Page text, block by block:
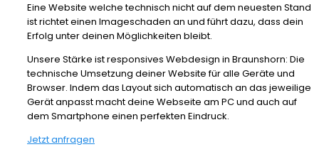
Eine Website welche technisch nicht auf dem neuesten Stand
ist richtet einen Imageschaden an und führt dazu, dass dein
Erfolg unter deinen Möglichkeiten bleibt.
Unsere Stärke ist responsives Webdesign in Braunshorn: Die
technische Umsetzung deiner Website für alle Geräte und
Browser. Indem das Layout sich automatisch an das jeweilige
Gerät anpasst macht deine Webseite am PC und auch auf
dem Smartphone einen perfekten Eindruck.
Jetzt anfragen